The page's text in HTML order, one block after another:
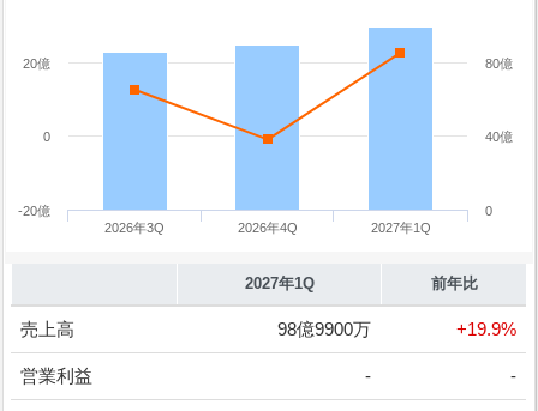
2026年3Q 2026年4Q 2027年1Q
0
40億
80億
-20億
0
20億
2027年1Q 前年比
売上高 98億9900万 +19.9%
営業利益 - -